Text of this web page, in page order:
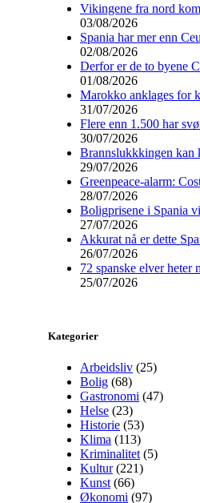
Vikingene fra nord
03/08/2026
Spania har mer enn
02/08/2026
Derfor er de to byene
01/08/2026
Marokko anklages for
31/07/2026
Flere enn 1.500 har
30/07/2026
Brannslukkkingen kan
29/07/2026
Greenpeace-alarm:
28/07/2026
Boligprisene i Spania
27/07/2026
Akkurat nå er dette
26/07/2026
72 spanske elver heter
25/07/2026
Kategorier
Arbeidsliv (25)
Bolig (68)
Gastronomi (47)
Helse (23)
Historie (53)
Klima (113)
Kriminalitet (5)
Kultur(221)
Kunst (66)
Økonomi (97)